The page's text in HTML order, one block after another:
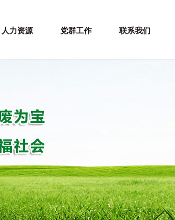
人力资源 党群工作 联系我们